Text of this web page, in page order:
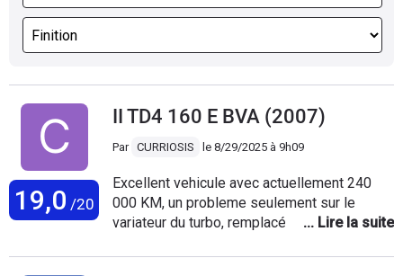
19,0 /20
II TD4 160 E BVA (2007)
Par CURRIOSIS le 8/29/2025 à 9h09
Excellent vehicule avec actuellement 240
000 KM, un probleme seulement sur le
variateur du turbo, remplacé par mon fils
voulais changer tout le turbo pour 4000€...